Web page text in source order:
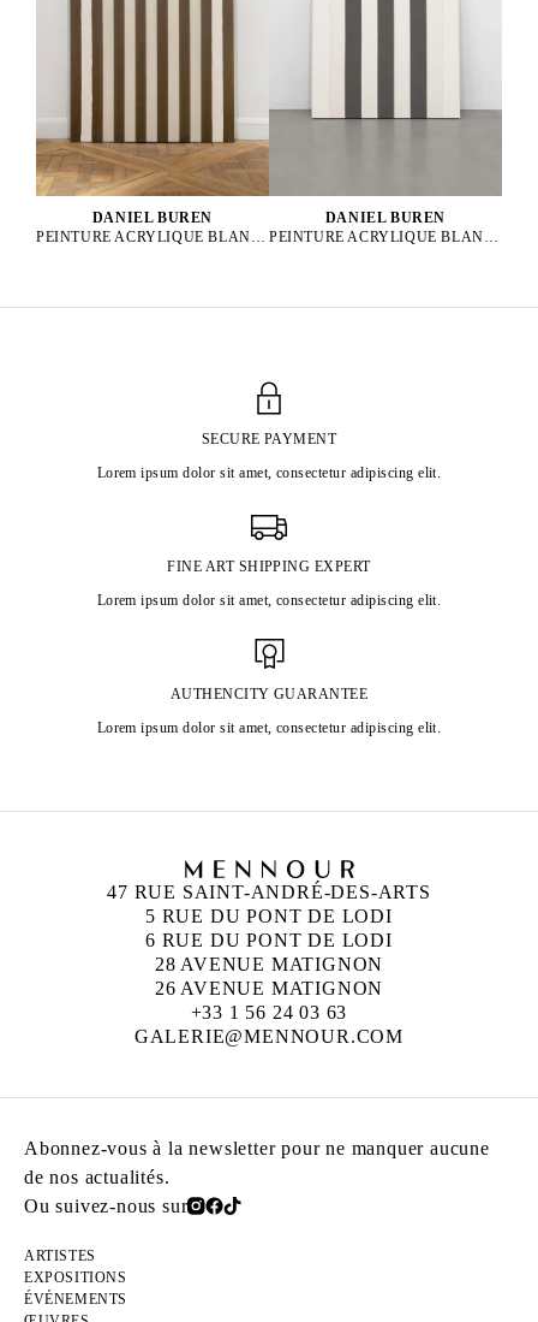
DANIEL BUREN
DANIEL BUREN
PEINTURE ACRYLIQUE BLANCHE SUR TISSU RAYÉ GRIS ET BLANC
SECURE PAYMENT
Lorem ipsum dolor sit amet, consectetur adipiscing elit.
FINE ART SHIPPING EXPERT
Lorem ipsum dolor sit amet, consectetur adipiscing elit.
AUTHENCITY GUARANTEE
Lorem ipsum dolor sit amet, consectetur adipiscing elit.
47 RUE SAINT-ANDRÉ-DES-ARTS
5 RUE DU PONT DE LODI
6 RUE DU PONT DE LODI
28 AVENUE MATIGNON
26 AVENUE MATIGNON
+33 1 56 24 03 63
GALERIE@MENNOUR.COM
Abonnez-vous à la newsletter pour ne manquer aucune
de nos actualités.
Ou suivez-nous sur
ARTISTES
EXPOSITIONS
ÉVÉNEMENTS